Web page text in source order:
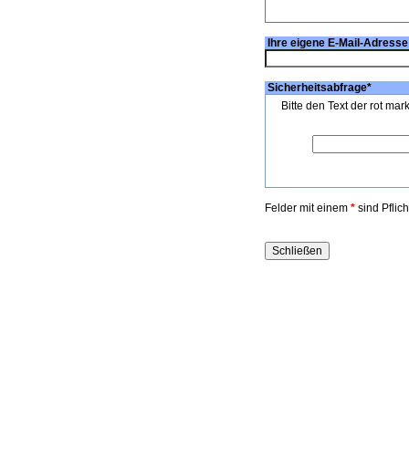
Ihre eigene E-Mail-
Sicherheitsabfrage*
Bitte den Text der rot
Felder mit einem * sind